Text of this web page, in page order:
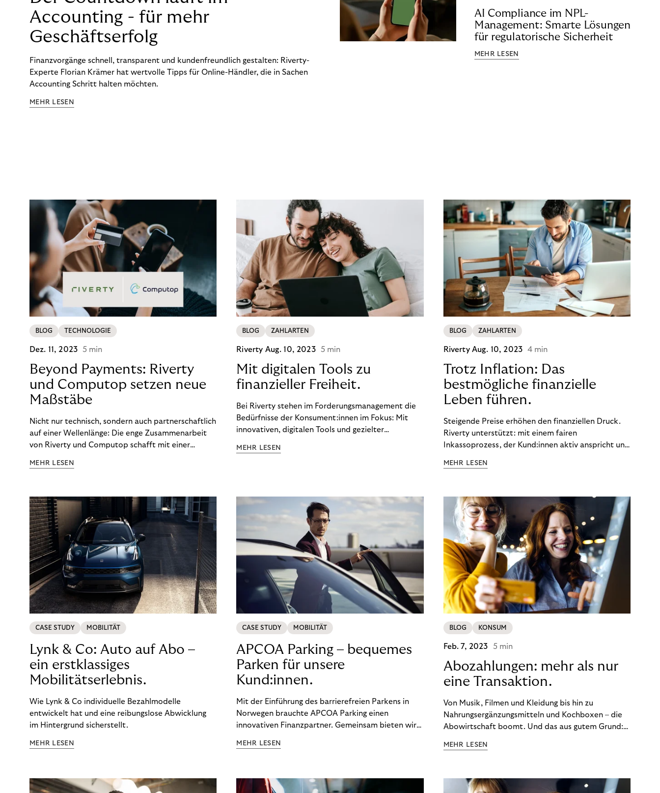
Accounting - für mehr
Geschäftserfolg
Finanzvorgänge schnell, transparent und kundenfreundlich gestalten: Riverty-
Experte Florian Krämer hat wertvolle Tipps für Online-Händler, die in Sachen
Accounting Schritt halten möchten.
MEHR LESEN
AI Compliance im NPL-
Management: Smarte Lösungen
für regulatorische Sicherheit
MEHR LESEN
BLOG TECHNOLOGIE
Dez. 11, 2023 5 min
Beyond Payments: Riverty
und Computop setzen neue
Maßstäbe
Nicht nur technisch, sondern auch partnerschaftlich
auf einer Wellenlänge: Die enge Zusammenarbeit
von Riverty und Computop schafft mit einer
Zahlungsabwicklung echte Mehrwerte für Händler.
MEHR LESEN
BLOG ZAHLARTEN
Riverty Aug. 10, 2023 5 min
Mit digitalen Tools zu
finanzieller Freiheit.
Bei Riverty stehen im Forderungsmanagement die
Bedürfnisse der Konsument:innen im Fokus: Mit
innovativen, digitalen Tools und gezielter
ein Leben in finanzieller Freiheit zu führen. So
MEHR LESEN
BLOG ZAHLARTEN
Riverty Aug. 10, 2023 4 min
Trotz Inflation: Das
bestmögliche finanzielle
Leben führen.
Steigende Preise erhöhen den finanziellen Druck.
Riverty unterstützt: mit einem fairen
Inkassoprozess, der Kund:innen aktiv anspricht und
Finanzbildung ermöglicht. So bleiben Menschen
Unternehmen.
MEHR LESEN
CASE STUDY MOBILITÄT
Lynk & Co: Auto auf Abo –
ein erstklassiges
Mobilitätserlebnis.
Wie Lynk & Co individuelle Bezahlmodelle
entwickelt hat und eine reibungslose Abwicklung
im Hintergrund sicherstellt.
MEHR LESEN
CASE STUDY MOBILITÄT
APCOA Parking – bequemes
Parken für unsere
Kund:innen.
Mit der Einführung des barrierefreien Parkens in
Norwegen brauchte APCOA Parking einen
innovativen Finanzpartner. Gemeinsam bieten wir
Erlebnis.
MEHR LESEN
BLOG KONSUM
Feb. 7, 2023 5 min
Abozahlungen: mehr als nur
eine Transaktion.
Von Musik, Filmen und Kleidung bis hin zu
Nahrungsergänzungsmitteln und Kochboxen – die
Abowirtschaft boomt. Und das aus gutem Grund:
wünschen. Sie ermöglichen es uns, Produkte und
das Potenzial von Abonnements schon für sich
MEHR LESEN